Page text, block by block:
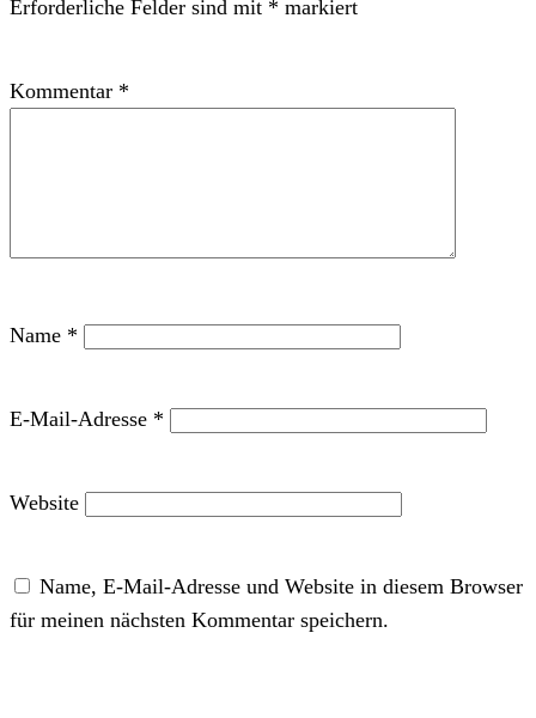
Erforderliche Felder sind mit * markiert
Kommentar *
Name *
E-Mail-Adresse *
Website
Name, E-Mail-Adresse und Website in diesem Browser
für meinen nächsten Kommentar speichern.